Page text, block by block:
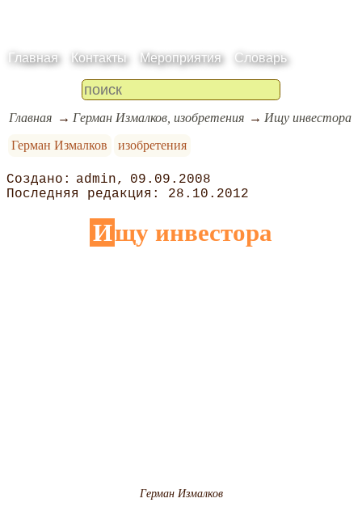
Главная Контакты Мероприятия Словарь
Главная Герман Измалков, изобретения
Ищу инвестора
Герман Измалков
изобретения
admin
09.09.2008
28.10.2012
Ищу инвестора
Герман Измалков